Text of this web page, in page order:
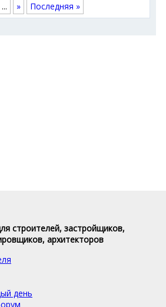
... » Последняя »
строителей, застройщиков,
архитекторов
день